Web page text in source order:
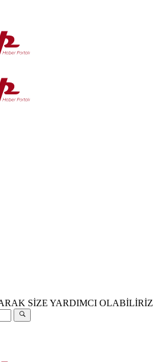
SİZE YARDIMCI OLABİLİRİZ